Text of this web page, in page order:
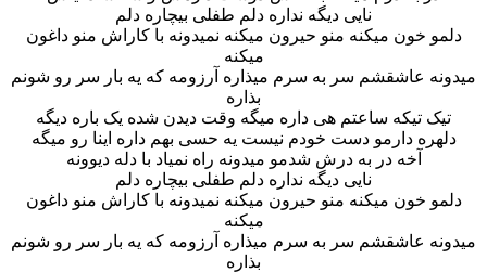
نایی دیگه نداره دلم طفلی بیچاره دلم
دلمو خون میکنه منو حیرون میکنه نمیدونه با کاراش منو داغون
میکنه
میدونه عاشقشم سر به سرم میذاره آرزومه که یه بار سر رو شونم
بذاره
تیک تیکه ساعتم هی داره میگه وقت دیدن شده یک باره دیگه
دلهره دارمو دست خودم نیست یه حسی بهم داره اینا رو میگه
آخه در به درش شدمو میدونه راه نمیاد با دله دیوونه
نایی دیگه نداره دلم طفلی بیچاره دلم
دلمو خون میکنه منو حیرون میکنه نمیدونه با کاراش منو داغون
میکنه
میدونه عاشقشم سر به سرم میذاره آرزومه که یه بار سر رو شونم
بذاره